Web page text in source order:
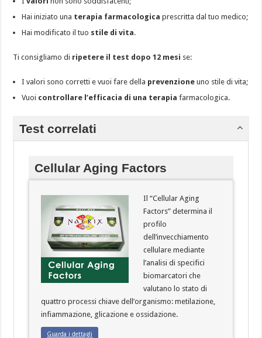
Hai iniziato una terapia farmacologica prescritta dal tuo medico;
Hai modificato il tuo stile di vita.
Ti consigliamo di ripetere il test dopo 12 mesi se:
I valori sono corretti e vuoi fare della prevenzione uno stile di vita;
Vuoi controllare l’efficacia di una terapia farmacologica.
Test correlati
Cellular Aging Factors
Il “Cellular Aging
Factors” determina il
profilo
dell’invecchiamento
cellulare mediante
l’analisi di specifici
biomarcatori che
valutano lo stato di
quattro processi chiave dell’organismo: metilazione,
infiammazione, glicazione e ossidazione.
Guarda i dettagli